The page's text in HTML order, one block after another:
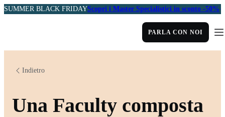
SUMMER BLACK FRIDAYScopri i Master Specialistici in sconto -50%
PARLA CON NOI
Indietro
Una Faculty composta